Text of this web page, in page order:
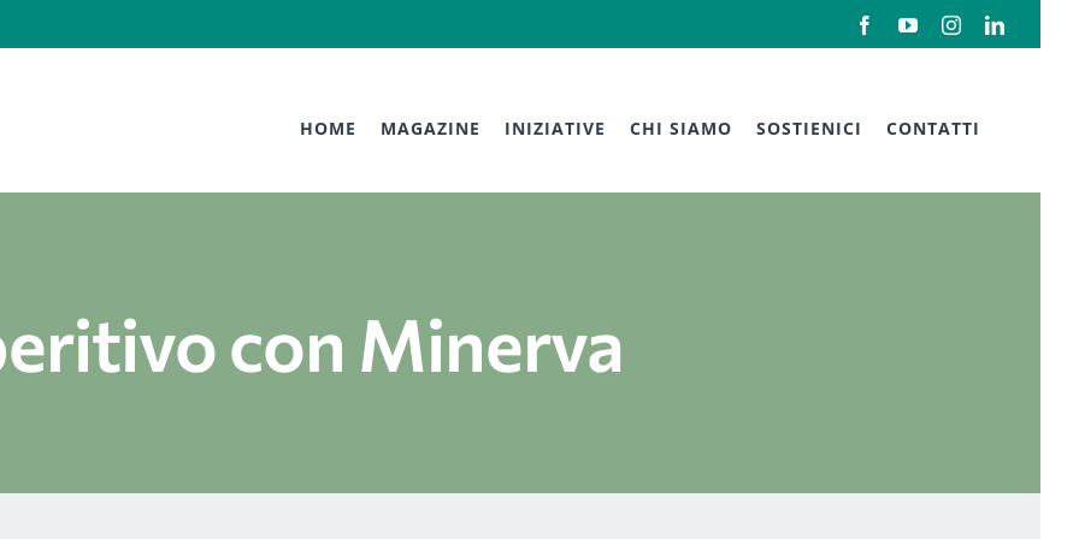
FacebookYouTubeInstagramLinkedIn
HOME MAGAZINE INIZIATIVE CHI SIAMO SOSTIENICI CONTATTI
con Minerva